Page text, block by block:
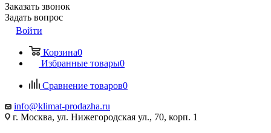
Заказать звонок
Задать вопрос
Войти
Корзина0
Избранные товары0
Сравнение товаров0
info@klimat-prodazha.ru
г. Москва, ул. Нижегородская ул., 70, корп. 1